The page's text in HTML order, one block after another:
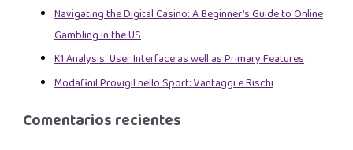
Navigating the Digital Casino: A Beginner’s Guide to Online
Gambling in the US
K1 Analysis: User Interface as well as Primary Features
Modafinil Provigil nello Sport: Vantaggi e Rischi
Comentarios recientes